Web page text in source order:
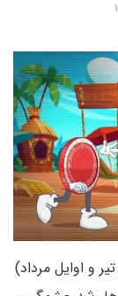
و اوایل مرداد)